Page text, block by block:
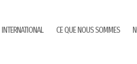
INTERNATIONAL CE QUE NOUS SOMMES